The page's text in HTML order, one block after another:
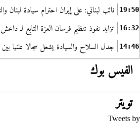
19:50 نائب لبناني: على إيران احترام سيادة لبنان
16:32 تزايد نفوذ تنظيم فرسان العزة التابع لـ
14:46 جدل السلاح والسيادة يشعل سجالا علنيا
الفيس بوك
تويتر
Tweets by